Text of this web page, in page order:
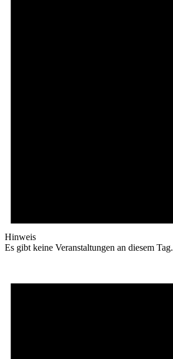
Hinweis
Es gibt keine Veranstaltungen an diesem Tag.